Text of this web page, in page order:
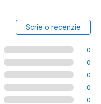
Scrie o recenzie
0
0
0
0
0